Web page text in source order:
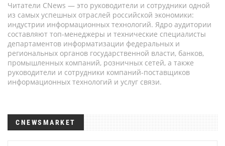
Читатели CNews — это руководители и сотрудники одной
из самых успешных отраслей российской экономики:
индустрии информационных технологий. Ядро аудитории
составляют топ-менеджеры и технические специалисты
департаментов информатизации федеральных и
региональных органов государственной власти, банков,
промышленных компаний, розничных сетей, а также
руководители и сотрудники компаний-поставщиков
информационных технологий и услуг связи.
CNEWSMARKET